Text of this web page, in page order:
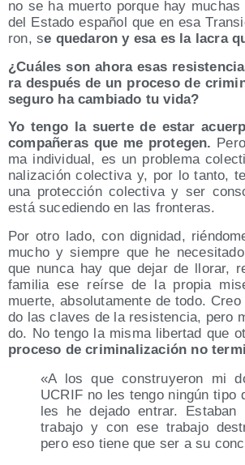
no se ha muer­to por­que hay
del Esta­do espa­ñol que en esa
ron, se que­da­ron y esa es la lacra
¿Cuá­les son aho­ra esas
ra des­pués de un pro­ce­so de
segu­ro ha cam­bia­do tu vida?
Yo ten­go la suer­te de estar
com­pa­ñe­ras que me pro­te­gen.
ma indi­vi­dual, es un pro­ble­ma
na­li­za­ción colec­ti­va y, por lo tan­to,
una pro­tec­ción colec­ti­va y ser
está suce­dien­do en las fronteras.
Por otro lado, con dig­ni­dad,
mucho y siem­pre que he
que nun­ca hay que dejar de llo­rar,
fami­lia ese reír­se de la pro­pia
muer­te, abso­lu­ta­men­te de todo.
do las cla­ves de la resis­ten­cia, pero
do. No ten­go la mis­ma liber­tad que
pro­ce­so de cri­mi­na­li­za­ción no
«A los que cons­tru­ye­ron mi
UCRIF no les ten­go nin­gún tipo
les he deja­do entrar. Esta­ban
tra­ba­jo y con ese tra­ba­jo
pero eso tie­ne que ser a su